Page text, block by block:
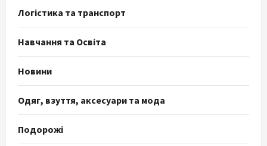
Логістика та транспорт
Навчання та Освіта
Новини
Одяг, взуття, аксесуари та мода
Подорожі